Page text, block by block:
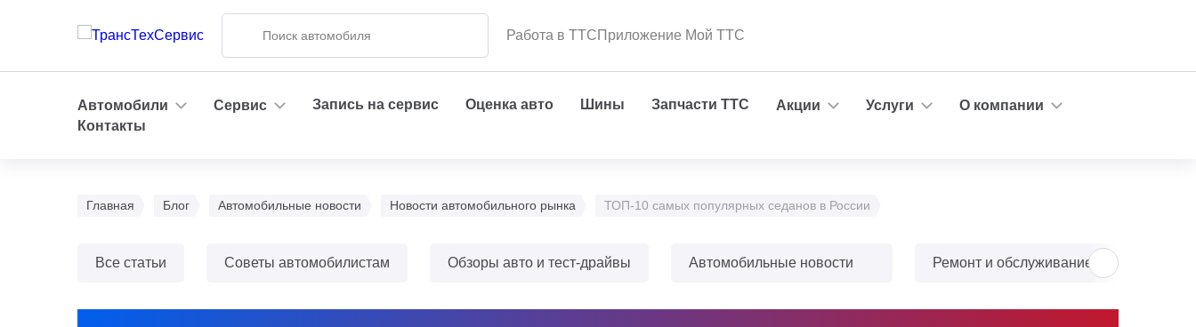
Работа в ТТСПриложение Мой ТТС
Автомобили Сервис Запись на сервис Оценка авто Шины Запчасти ТТС Акции Услуги
О компании
Контакты
Главная Блог Автомобильные новости Новости автомобильного рынка ТОП-10 самых популярных седанов в России
Все статьи Советы автомобилистам Обзоры авто и тест-драйвы Автомобильные новости Ремонт и обслуживание